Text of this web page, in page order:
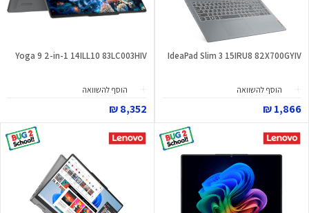
IdeaPad Slim 3 15IRU8 82X700GYIV
הוסף להשוואה
1,866 ₪
Yoga 9 2-in-1 14ILL10 83LC003HIV
הוסף להשוואה
8,352 ₪